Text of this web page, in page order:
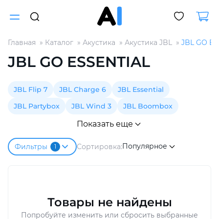
Главная Каталог Акустика Акустика JBL JBL GO
JBL GO ESSENTIAL
JBL Flip 7 JBL Charge 6
JBL Essential
JBL Partybox
JBL Wind 3 JBL Boombox
Показать еще
Фильтры 1 Сортировка:Популярное
Товары не найдены
Попробуйте изменить или сбросить выбранные
Для клиентов всех банков
оплатуна части
без переплат
График платежей